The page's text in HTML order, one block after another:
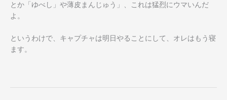
とか「ゆべし」や薄皮まんじゅう」、これは猛烈にウマいんだ
よ。
というわけで、キャプチャは明日やることにして、オレはもう寝
ます。